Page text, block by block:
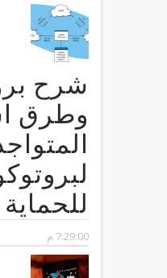
وطرق
للحماية
7:29:00 م